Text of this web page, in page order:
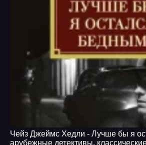
Чейз Джеймс Хедли - Лучше бы я
арубежные детективы,